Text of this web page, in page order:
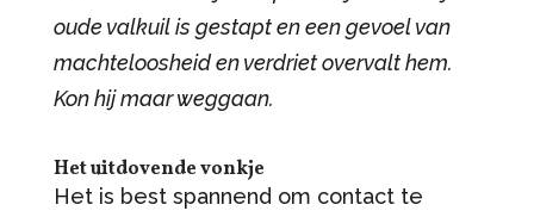
oude valkuil is gestapt en een gevoel van
machteloosheid en verdriet overvalt hem.
Kon hij maar weggaan.
Het uitdovende vonkje
Het is best spannend om contact te